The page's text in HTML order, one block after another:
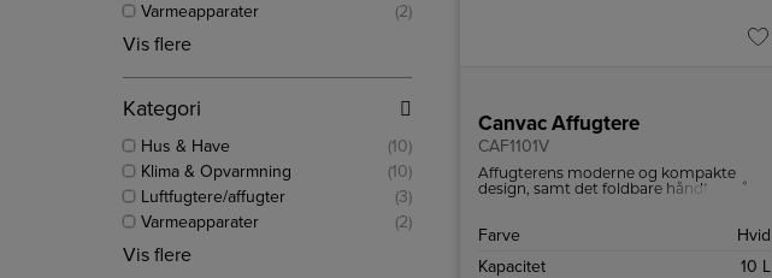
Canvac Affugtere
CAF1101V
Affugterens moderne og kompakte
design, samt det foldbare håndtag på
Farve
Hvid
Kapacitet
10 L
Varmeapparater
(2)
Vis flere
Kategori
Hus & Have
(10)
Klima & Opvarmning
(10)
Luftfugtere/affugter
(3)
Varmeapparater
(2)
Vis flere